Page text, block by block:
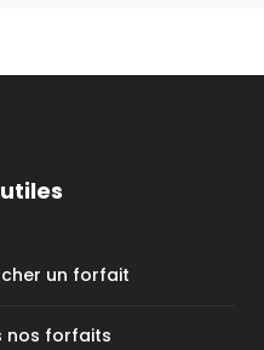
un forfait
nos forfaits